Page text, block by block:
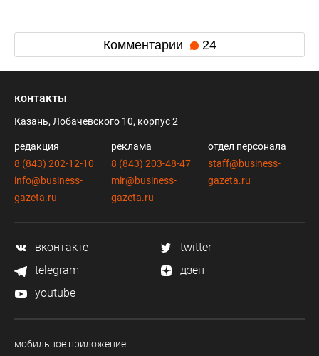
Комментарии 24
контакты
Казань, Лобачевского 10, корпус 2
редакция
8 (843) 202-12-10
info@business-
gazeta.ru
реклама
8 (843) 203-48-47
mir@business-
gazeta.ru
отдел персонала
staff@business-
gazeta.ru
вконтакте
twitter
telegram
дзен
youtube
мобильное приложение